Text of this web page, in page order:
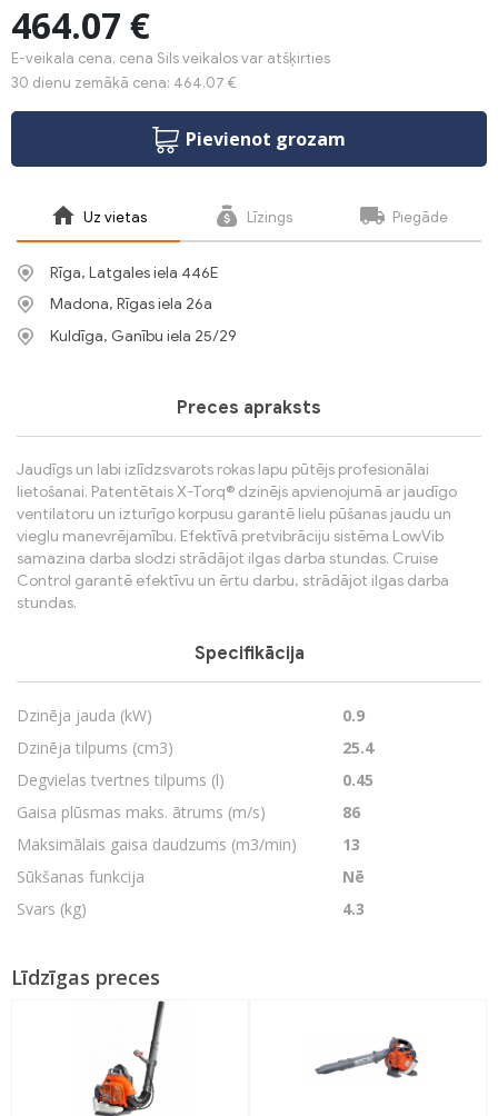
464.07 €
E-veikala cena, cena Sils veikalos var atšķirties
30 dienu zemākā cena: 464.07 €
Pievienot grozam
Uz vietas Līzings Piegāde
Rīga, Latgales iela 446E
Madona, Rīgas iela 26a
Kuldīga, Ganību iela 25/29
Preces apraksts
Jaudīgs un labi izlīdzsvarots rokas lapu pūtējs profesionālai
lietošanai. Patentētais X-Torq® dzinējs apvienojumā ar jaudīgo
ventilatoru un izturīgo korpusu garantē lielu pūšanas jaudu un
vieglu manevrējamību. Efektīvā pretvibrāciju sistēma LowVib
samazina darba slodzi strādājot ilgas darba stundas. Cruise
Control garantē efektīvu un ērtu darbu, strādājot ilgas darba
stundas.
Specifikācija
Dzinēja jauda (kW)
0.9
Dzinēja tilpums (cm3)
25.4
Degvielas tvertnes tilpums (l)
0.45
Gaisa plūsmas maks. ātrums (m/s)
86
Maksimālais gaisa daudzums (m3/min)
13
Sūkšanas funkcija
Nē
Svars (kg)
4.3
Līdzīgas preces